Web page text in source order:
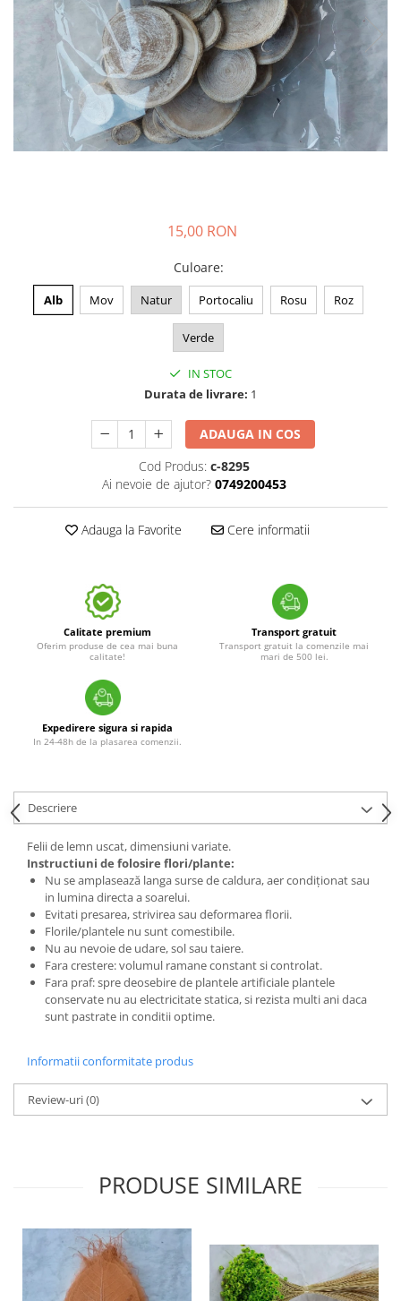
15,00 RON
Culoare:
Alb Mov Natur Portocaliu Rosu Roz
Verde
IN STOC
Durata de livrare: 1
ADAUGA IN COS
Cod Produs: c-8295
Ai nevoie de ajutor? 0749200453
Adauga la Favorite Cere informatii
Calitate premium
Oferim produse de cea mai buna
calitate!
Transport gratuit
Transport gratuit la comenzile mai
mari de 500 lei.
Expedirere sigura si rapida
In 24-48h de la plasarea comenzii.
Descriere
Felii de lemn uscat, dimensiuni variate.
Instructiuni de folosire flori/plante:
Nu se amplasează langa surse de caldura, aer condiționat sau
in lumina directa a soarelui.
Evitati presarea, strivirea sau deformarea florii.
Florile/plantele nu sunt comestibile.
Nu au nevoie de udare, sol sau taiere.
Fara crestere: volumul ramane constant si controlat.
Fara praf: spre deosebire de plantele artificiale plantele
conservate nu au electricitate statica, si rezista multi ani daca
sunt pastrate in conditii optime.
Informatii conformitate produs
Review-uri(0)
PRODUSE SIMILARE